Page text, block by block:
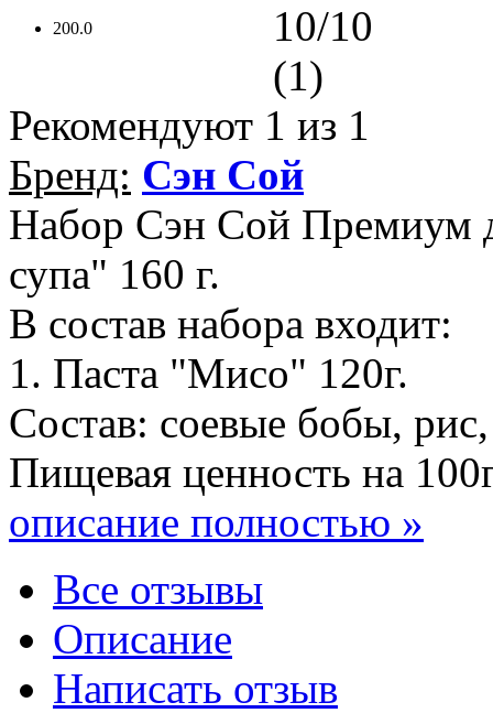
200.0
10/10
(1)
Рекомендуют 1 из 1
Бренд: Сэн Сой
Набор Сэн Сой Премиум
супа" 160 г.
В состав набора входит:
1. Паста "Мисо" 120г.
Состав: соевые бобы,
Пищевая ценность на
описание полностью »
Все отзывы
Описание
Написать отзыв